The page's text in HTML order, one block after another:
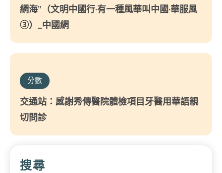
網海”（文明中國行·有一種風華叫中國·華服風
③）_中國網
分數
交通站：感謝秀傳醫院體檢項目牙醫用華語親
切問診
搜尋